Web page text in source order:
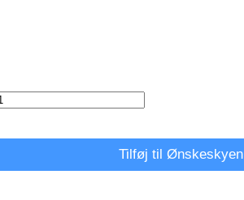
Tilføj til Ønskeskyen